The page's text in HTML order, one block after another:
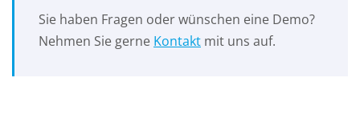
Sie haben Fragen oder wünschen eine Demo?
Nehmen Sie gerne Kontakt ​​​​​​​ mit uns auf.